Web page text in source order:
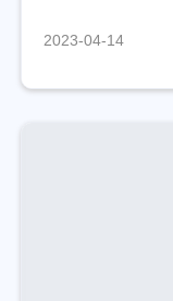
2023-04-14